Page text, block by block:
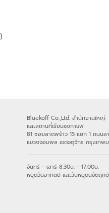
Bluekoff Co.,Ltd. สำนักงานใหญ่
และสถานที่เรียนชงกาแฟ
81 ซอยลาดพร้าว 15 แยก 1 ถนนล
แขวงจอมพล เขตจตุจักร กรุงเทพ
จันทร์ - เสาร์ 8:30น. - 17:00น.
หยุดวันอาทิตย์ และวันหยุดนขัตฤกษ์